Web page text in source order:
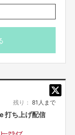
お買い求め頂け
予めご了承くだ
ます。
残り： 81人まで
打ち上げ配信